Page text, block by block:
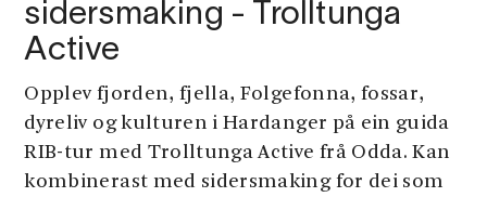
sidersmaking - Trolltunga
Active
Opplev fjorden, fjella, Folgefonna, fossar,
dyreliv og kulturen i Hardanger på ein guida
RIB-tur med Trolltunga Active frå Odda. Kan
kombinerast med sidersmaking for dei som